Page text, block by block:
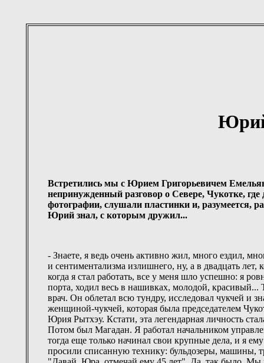
Встретились мы с Юрием Григорьевичем
непринужденный разговор о Севере, Чукотке,
фотографии, слушали пластинки и, разумеется,
Юрий знал, с которым дружил...
- Знаете, я ведь очень активно жил, много ездил,
и сентиментализма излишнего, ну, а в двадцать лет,
когда я стал работать, все у меня шло успешно: я
порта, ходил весь в нашивках, молодой,
врач. Он облетал всю тундру, исследовал чукчей и
женщиной-чукчей, которая была председателем
Юрия Рытхэу. Кстати, эта легендарная личность
Потом был Магадан. Я работал начальником
тогда еще только начинал свои крупные дела, и я
просили списанную технику: бульдозеры, машины,